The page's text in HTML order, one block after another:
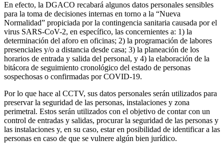
En efecto, la DGACO recabará algunos datos personales sensibles
para la toma de decisiones internas en torno a la “Nueva
Normalidad” propiciada por la contingencia sanitaria causada por el
virus SARS-CoV-2, en específico, las concernientes a: 1) la
determinación del aforo en oficinas; 2) la programación de labores
presenciales y/o a distancia desde casa; 3) la planeación de los
horarios de entrada y salida del personal, y 4) la elaboración de la
bitácora de seguimiento cronológico del estado de personas
sospechosas o confirmadas por COVID-19.
Por lo que hace al CCTV, sus datos personales serán utilizados para
preservar la seguridad de las personas, instalaciones y zona
perimetral. Estos serán utilizados con el objetivo de contar con un
control de entradas y salidas, procurar la seguridad de las personas y
las instalaciones y, en su caso, estar en posibilidad de identificar a las
personas en caso de que se vulnere algún bien jurídico.